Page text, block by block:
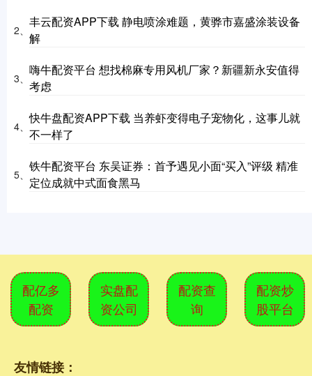
2、
丰云配资APP下载 静电喷涂难题，黄骅市嘉盛涂装设备
解
3、
嗨牛配资平台 想找棉麻专用风机厂家？新疆新永安值得
考虑
4、
快牛盘配资APP下载 当养虾变得电子宠物化，这事儿就
不一样了
5、
铁牛配资平台 东吴证券：首予遇见小面“买入”评级 精准
定位成就中式面食黑马
配亿多
配资
实盘配
资公司
配资查
询
配资炒
股平台
友情链接：